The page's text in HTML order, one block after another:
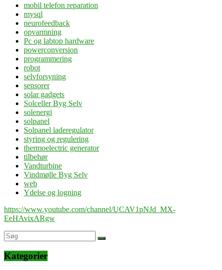
mobil telefon reparation
mysql
neurofeedback
opvarmning
Pc og labtop hardware
powerconversion
programmering
robot
selvforsyning
sensorer
solar gadgets
Solceller Byg Selv
solenergi
solpanel
Solpanel laderegulator
styring og regulering
thermoelectric generator
tilbehør
Vandturbine
Vindmølle Byg Selv
web
Ydelse og logning
https://www.youtube.com/channel/UCAV1pNJd_MX-
EeHAvixARgw
Kategorier